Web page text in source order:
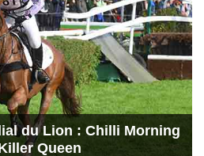
du Lion : Chilli Morning
Queen